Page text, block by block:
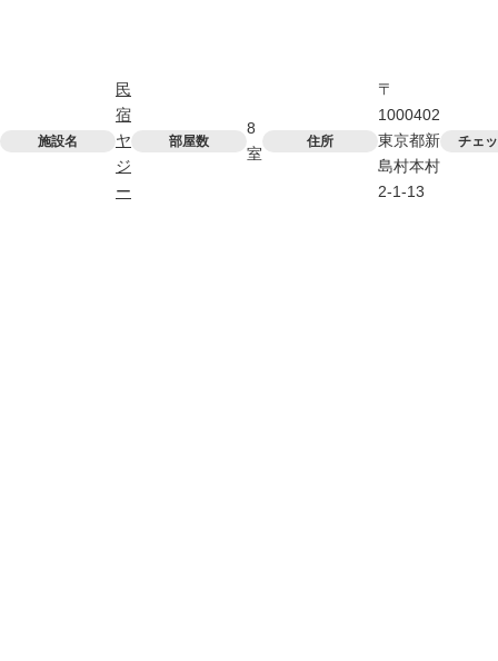
施設名
民
宿
ヤ
ジ
ー
部屋数
8
室
住所
〒
1000402
東京都新
島村本村
2-1-13
チェ